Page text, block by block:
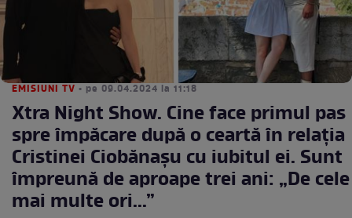
EMISIUNI TV • pe 09.04.2024 la 11:18
Xtra Night Show. Cine face primul pas
spre împăcare după o ceartă în relația
Cristinei Ciobănașu cu iubitul ei. Sunt
împreună de aproape trei ani: „De cele
mai multe ori...”